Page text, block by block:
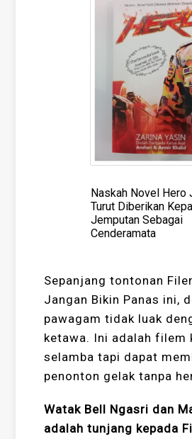
Naskah Novel Hero
Turut Diberikan
Jemputan Sebagai
Cenderamata
Sepanjang tontonan
Jangan Bikin Panas ini,
pawagam tidak luak
ketawa. Ini adalah filem
selamba tapi dapat
penonton gelak tanpa
Watak Bell Ngasri dan
adalah tunjang kepada